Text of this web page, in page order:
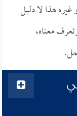
هذا لا دليل
معناه،